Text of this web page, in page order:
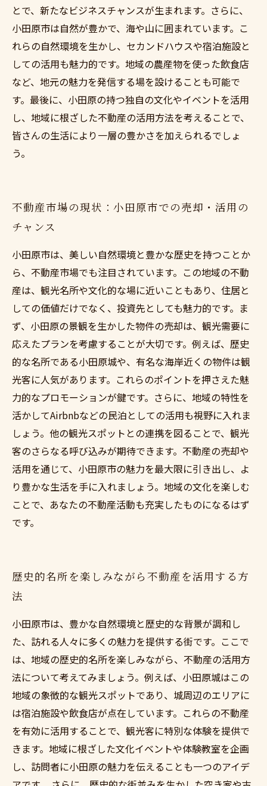
とで、新たなビジネスチャンスが生まれます。さらに、
小田原市は自然が豊かで、海や山に囲まれています。こ
れらの自然環境を生かし、セカンドハウスや宿泊施設と
しての活用も魅力的です。地域の農産物を使った飲食店
など、地元の魅力を発信する場を設けることも可能で
す。最後に、小田原の持つ独自の文化やイベントを活用
し、地域に根ざした不動産の活用方法を考えることで、
皆さんの生活により一層の豊かさを加えられるでしょ
う。
不動産市場の現状：小田原市での売却・活用の
チャンス
小田原市は、美しい自然環境と豊かな歴史を持つことか
ら、不動産市場でも注目されています。この地域の不動
産は、観光名所や文化的な場に近いこともあり、住居と
しての価値だけでなく、投資先としても魅力的です。ま
ず、小田原の景観を生かした物件の売却は、観光需要に
応えたプランを考慮することが大切です。例えば、歴史
的な名所である小田原城や、有名な海岸近くの物件は観
光客に人気があります。これらのポイントを押さえた魅
力的なプロモーションが鍵です。さらに、地域の特性を
活かしてAirbnbなどの民泊としての活用も視野に入れま
しょう。他の観光スポットとの連携を図ることで、観光
客のさらなる呼び込みが期待できます。不動産の売却や
活用を通じて、小田原市の魅力を最大限に引き出し、よ
り豊かな生活を手に入れましょう。地域の文化を楽しむ
ことで、あなたの不動産活動も充実したものになるはず
です。
歴史的名所を楽しみながら不動産を活用する方
法
小田原市は、豊かな自然環境と歴史的な背景が調和し
た、訪れる人々に多くの魅力を提供する街です。ここで
は、地域の歴史的名所を楽しみながら、不動産の活用方
法について考えてみましょう。例えば、小田原城はこの
地域の象徴的な観光スポットであり、城周辺のエリアに
は宿泊施設や飲食店が点在しています。これらの不動産
を有効に活用することで、観光客に特別な体験を提供で
きます。地域に根ざした文化イベントや体験教室を企画
し、訪問者に小田原の魅力を伝えることも一つのアイデ